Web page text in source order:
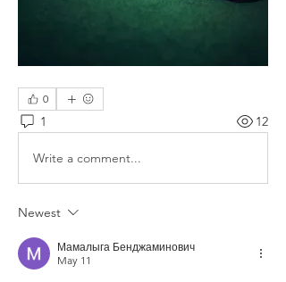
0
1 12
Write a comment...
Newest
Мамалыга Бенджаминович
May 11